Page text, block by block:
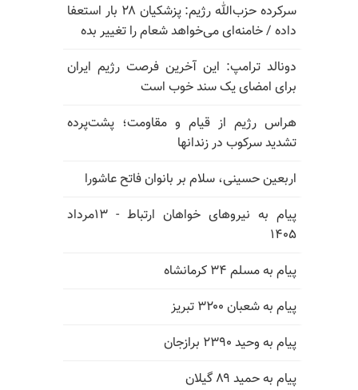
سرکرده حزب‌الله رژیم: پزشکیان ۲۸ بار استعفا
داده / خامنه‌ای می‌خواهد شعام را تغییر بده
دونالد ترامپ: این آخرین فرصت رژیم ایران
برای امضای یک سند خوب است
هراس رژیم از قیام و مقاومت؛ پشت‌پرده
تشدید سرکوب در زندانها
اربعین حسینی، سلام بر بانوان فاتح عاشورا
پیام به نیروهای خواهان ارتباط - ۱۳مرداد
۱۴۰۵
پیام به مسلم ۳۴ کرمانشاه
پیام به شعبان ۳۲۰۰ تبریز
پیام به وحید ۲۳۹۰ برازجان
پیام به حمید ۸۹ گیلان